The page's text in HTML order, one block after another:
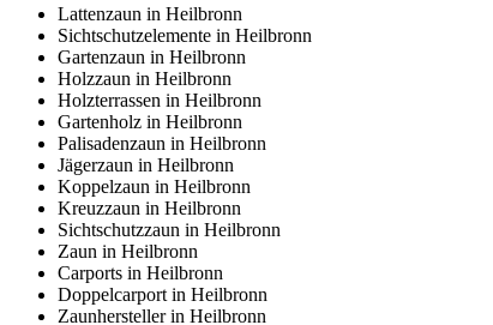
Lattenzaun in Heilbronn
Sichtschutzelemente in Heilbronn
Gartenzaun in Heilbronn
Holzzaun in Heilbronn
Holzterrassen in Heilbronn
Gartenholz in Heilbronn
Palisadenzaun in Heilbronn
Jägerzaun in Heilbronn
Koppelzaun in Heilbronn
Kreuzzaun in Heilbronn
Sichtschutzzaun in Heilbronn
Zaun in Heilbronn
Carports in Heilbronn
Doppelcarport in Heilbronn
Zaunhersteller in Heilbronn